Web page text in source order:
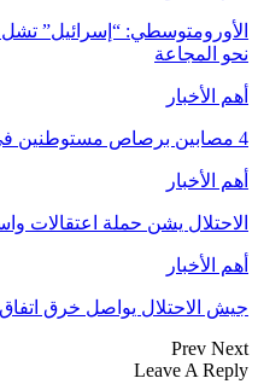
الأورومتوسطي: “إسرائيل”
نحو المجاعة
أهم الأخبار
4 مصابين برصاص مستوطنين في يطا بالخليل
أهم الأخبار
الاحتلال يشن حملة اعتقالات
أهم الأخبار
جيش الاحتلال يواصل خرق
Prev Next
Leave A Reply